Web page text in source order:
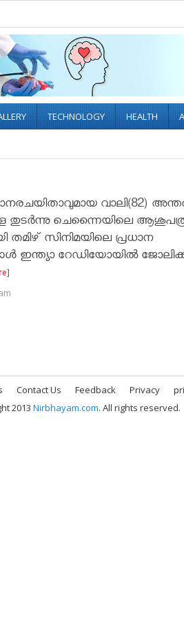
TECHNOLOGY HEALTH
വാലി(82)
ചെന്നൈയിലെ
തമിഴ് സിനിമയിലെ പ്രധാന
ഇന്ത്യാ റേഡിയോയില്‍
Contact Us Feedback Privacy
2013 Nirbhayam.com. All rights reserved.